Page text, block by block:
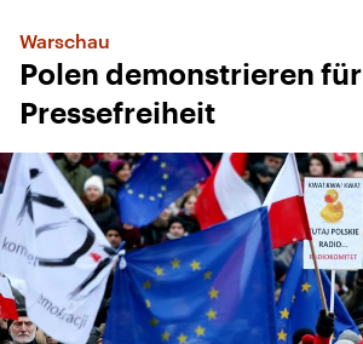
Warschau
Polen demonstrieren für
Pressefreiheit